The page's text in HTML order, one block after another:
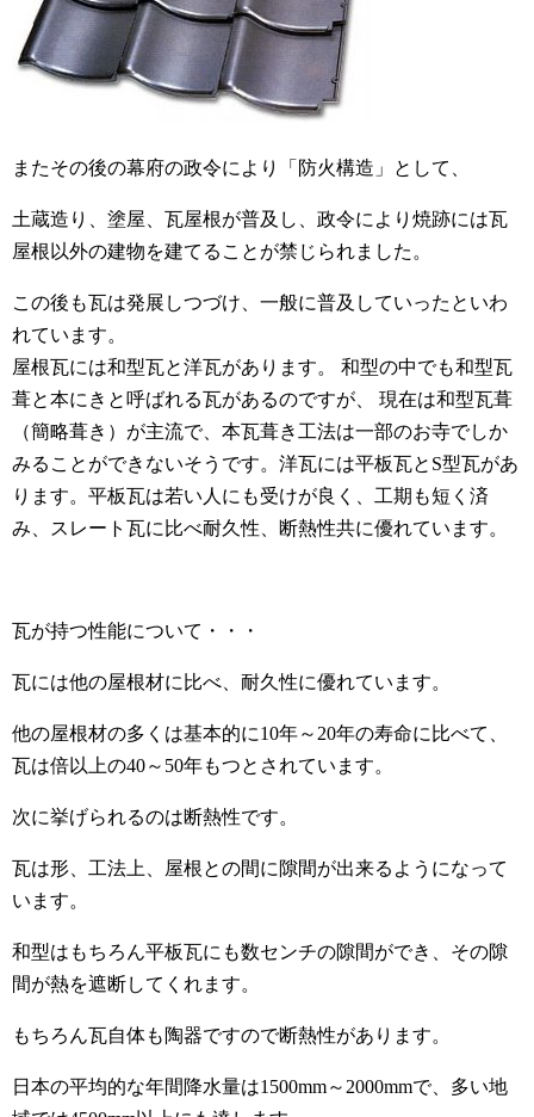
またその後の幕府の政令により「防火構造」として、
土蔵造り、塗屋、瓦屋根が普及し、政令により焼跡には瓦
屋根以外の建物を建てることが禁じられました。
この後も瓦は発展しつづけ、一般に普及していったといわ
れています。
屋根瓦には和型瓦と洋瓦があります。 和型の中でも和型瓦
葺と本にきと呼ばれる瓦があるのですが、 現在は和型瓦葺
（簡略葺き）が主流で、本瓦葺き工法は一部のお寺でしか
みることができないそうです。洋瓦には平板瓦とS型瓦があ
ります。平板瓦は若い人にも受けが良く、工期も短く済
み、スレート瓦に比べ耐久性、断熱性共に優れています。
瓦が持つ性能について・・・
瓦には他の屋根材に比べ、耐久性に優れています。
他の屋根材の多くは基本的に10年～20年の寿命に比べて、
瓦は倍以上の40～50年もつとされています。
次に挙げられるのは断熱性です。
瓦は形、工法上、屋根との間に隙間が出来るようになって
います。
和型はもちろん平板瓦にも数センチの隙間ができ、その隙
間が熱を遮断してくれます。
もちろん瓦自体も陶器ですので断熱性があります。
日本の平均的な年間降水量は1500mm～2000mmで、多い地